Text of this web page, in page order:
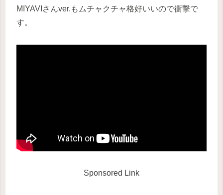
MIYAVIさんver.もムチャクチャ格好いいので衝撃で
す。
Sponsored Link